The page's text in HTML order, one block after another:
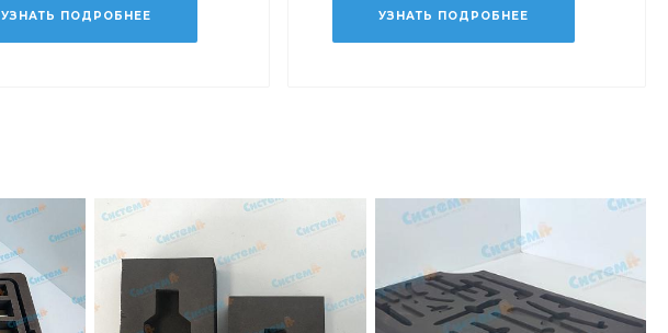
УЗНАТЬ ПОДРОБНЕЕ УЗНАТЬ ПОДРОБНЕЕ